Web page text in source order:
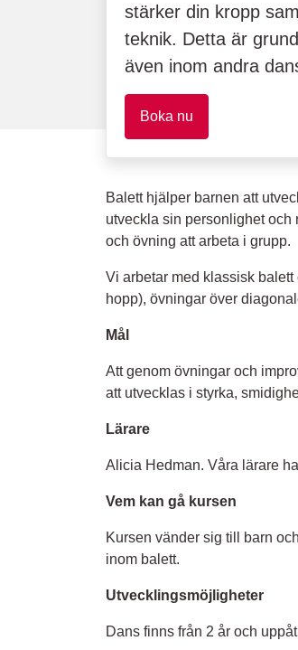
stärker din kropp
teknik. Detta är
även inom andra
Boka nu
Balett hjälper barnen att
utveckla sin personlighet
och övning att arbeta i grupp.
Vi arbetar med klassisk
hopp), övningar över
Mål
Att genom övningar och
att utvecklas i styrka,
Lärare
Alicia Hedman. Våra lärare
Vem kan gå kursen
Kursen vänder sig till barn
inom balett.
Utvecklingsmöjligheter
Dans finns från 2 år och